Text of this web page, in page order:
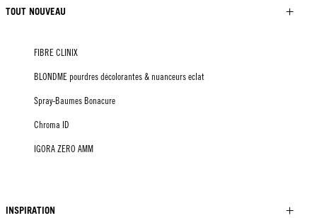
TOUT NOUVEAU
FIBRE CLINIX
BLONDME pourdres décolorantes & nuanceurs eclat
Spray-Baumes Bonacure
Chroma ID
IGORA ZERO AMM
INSPIRATION